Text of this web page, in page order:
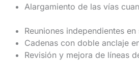
Alargamiento de las vías
Reuniones independientes
Cadenas con doble anclaje
Revisión y mejora de líneas